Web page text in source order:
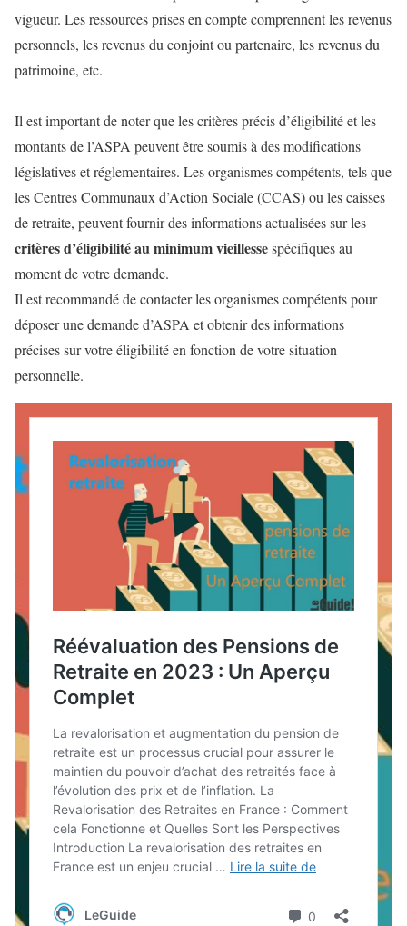
vigueur. Les ressources prises en compte comprennent les revenus
personnels, les revenus du conjoint ou partenaire, les revenus du
patrimoine, etc.
Il est important de noter que les critères précis d’éligibilité et les
montants de l’ASPA peuvent être soumis à des modifications
législatives et réglementaires. Les organismes compétents, tels que
les Centres Communaux d’Action Sociale (CCAS) ou les caisses
de retraite, peuvent fournir des informations actualisées sur les
critères d’éligibilité au minimum vieillessespécifiques au
moment de votre demande.
Il est recommandé de contacter les organismes compétents pour
déposer une demande d’ASPA et obtenir des informations
précises sur votre éligibilité en fonction de votre situation
personnelle.